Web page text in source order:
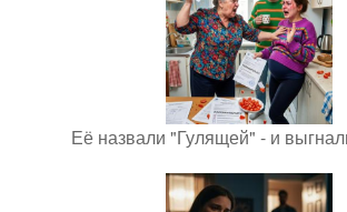
Её назвали "Гулящей" - и